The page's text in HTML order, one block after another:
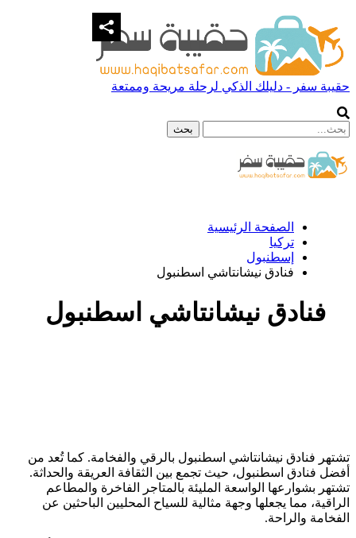
حقيبة سفر - دليلك الذكي لرحلة مريحة وممتعة
الصفحة الرئيسية
تركيا
إسطنبول
فنادق نيشانتاشي اسطنبول
فنادق نيشانتاشي اسطنبول
تشتهر فنادق نيشانتاشي اسطنبول بالرقي والفخامة. كما تُعد من
أفضل فنادق اسطنبول، حيث تجمع بين الثقافة العريقة والحداثة.
تشتهر بشوارعها الواسعة المليئة بالمتاجر الفاخرة والمطاعم
الراقية، مما يجعلها وجهة مثالية للسياح المحليين الباحثين عن
الفخامة والراحة.